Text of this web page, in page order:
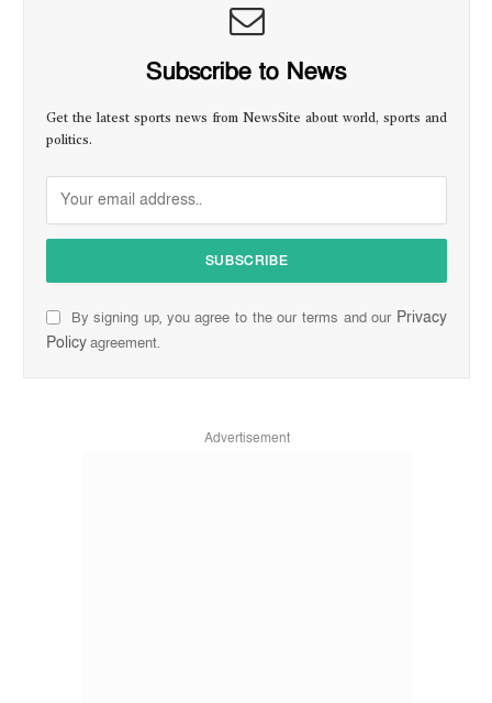
Subscribe to News
Get the latest sports news from NewsSite about world, sports and
politics.
By signing up, you agree to the our terms and our Privacy
Policyagreement.
Advertisement